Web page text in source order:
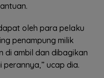
oleh para pelaku
penampung milik
di ambil dan dibagikan
perannya,” ucap dia.